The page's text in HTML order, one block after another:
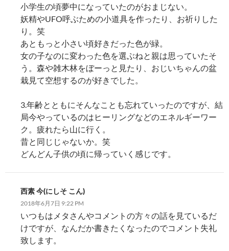
小学生の頃夢中になっていたのがおまじない。
妖精やUFO呼ぶための小道具を作ったり、お祈りした
り。笑
あともっと小さい頃好きだった色が緑。
女の子なのに変わった色を選ぶねと親は思っていたそ
う。森や雑木林をぼーっと見たり、おじいちゃんの盆
栽見て空想するのが好きでした。
3.年齢とともにそんなことも忘れていったのですが、結
局今やっているのはヒーリングなどのエネルギーワー
ク。疲れたら山に行く。
昔と同じじゃないか。笑
どんどん子供の頃に帰っていく感じです。
西素 今(にしそ こん)
2018年6月7日 9:22 PM
いつもはメタさんやコメントの方々の話を見ているだ
けですが、なんだか書きたくなったのでコメント失礼
致します。